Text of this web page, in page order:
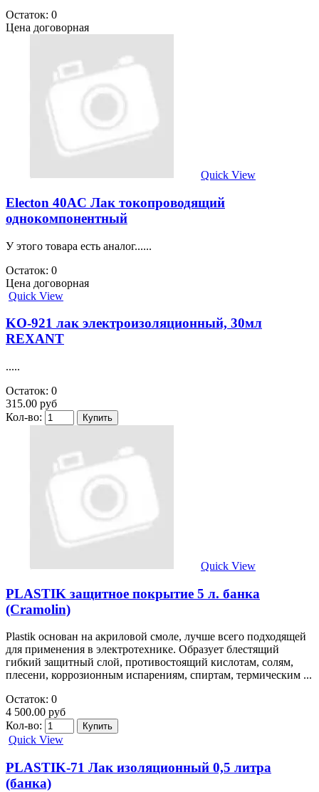
Остаток: 0
Цена договорная
Quick View
Electon 40AC Лак токопроводящий
однокомпонентный
У этого товара есть аналог......
Остаток: 0
Цена договорная
Quick View
KO-921 лак электроизоляционный, 30мл
REXANT
.....
Остаток: 0
315.00 руб
Кол-во:
Quick View
PLASTIK защитное покрытие 5 л. банка
(Cramolin)
Plastik основан на акриловой смоле, лучше всего подходящей
для применения в электротехнике. Образует блестящий
гибкий защитный слой, противостоящий кислотам, солям,
плесени, коррозионным испарениям, спиртам, термическим ...
Остаток: 0
4 500.00 руб
Кол-во:
Quick View
PLASTIK-71 Лак изоляционный 0,5 литра
(банка)